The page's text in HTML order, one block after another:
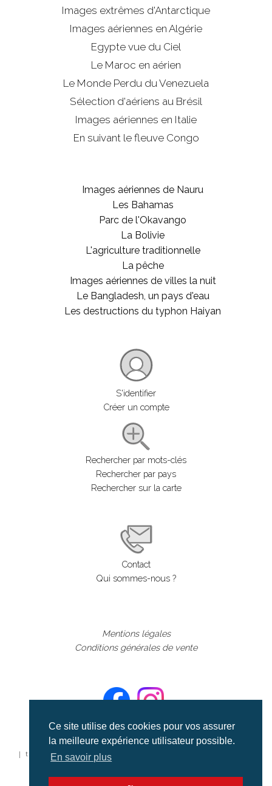
Ce site utilise des cookies pour vos assurer
la meilleure expérience utilisateur possible.
En savoir plus
Images extrêmes d'Antarctique
Images aériennes en Algérie
Egypte vue du Ciel
Le Maroc en aérien
Le Monde Perdu du Venezuela
Sélection d'aériens au Brésil
Images aériennes en Italie
En suivant le fleuve Congo
Images aériennes de Nauru
Les Bahamas
Parc de l'Okavango
La Bolivie
L'agriculture traditionnelle
La pêche
Images aériennes de villes la nuit
Le Bangladesh, un pays d'eau
Les destructions du typhon Haiyan
S'identifier
Créer un compte
Rechercher par mots-clés
Rechercher par pays
Rechercher sur la carte
Contact
Qui sommes-nous ?
Mentions légales
Conditions générales de vente
©aerialcollection marque déposée 2024
| tous droits réservés | aerialcollection.fr banque d'images
aériennes et documentaires video et cinéma |